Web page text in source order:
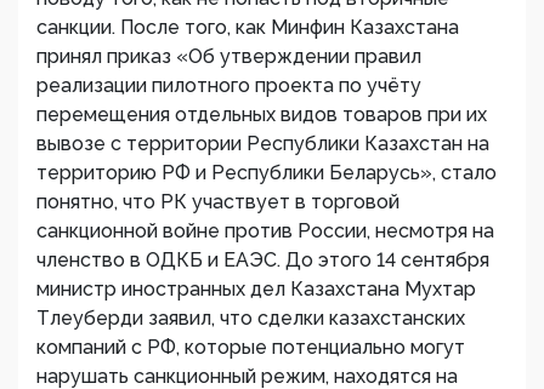
санкции. После того, как Минфин Казахстана
принял приказ «Об утверждении правил
реализации пилотного проекта по учёту
перемещения отдельных видов товаров при их
вывозе с территории Республики Казахстан на
территорию РФ и Республики Беларусь», стало
понятно, что РК участвует в торговой
санкционной войне против России, несмотря на
членство в ОДКБ и ЕАЭС. До этого 14 сентября
министр иностранных дел Казахстана Мухтар
Тлеуберди заявил, что сделки казахстанских
компаний с РФ, которые потенциально могут
нарушать санкционный режим, находятся на